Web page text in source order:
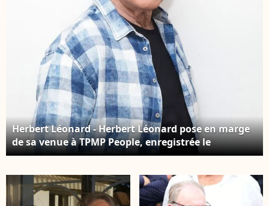
Herbert Léonard - Herbert Léonard pose en marge
de sa venue à TPMP People, enregistrée le
17/03/2023, présentée par M.Delormeau et diffusée
Bestimage